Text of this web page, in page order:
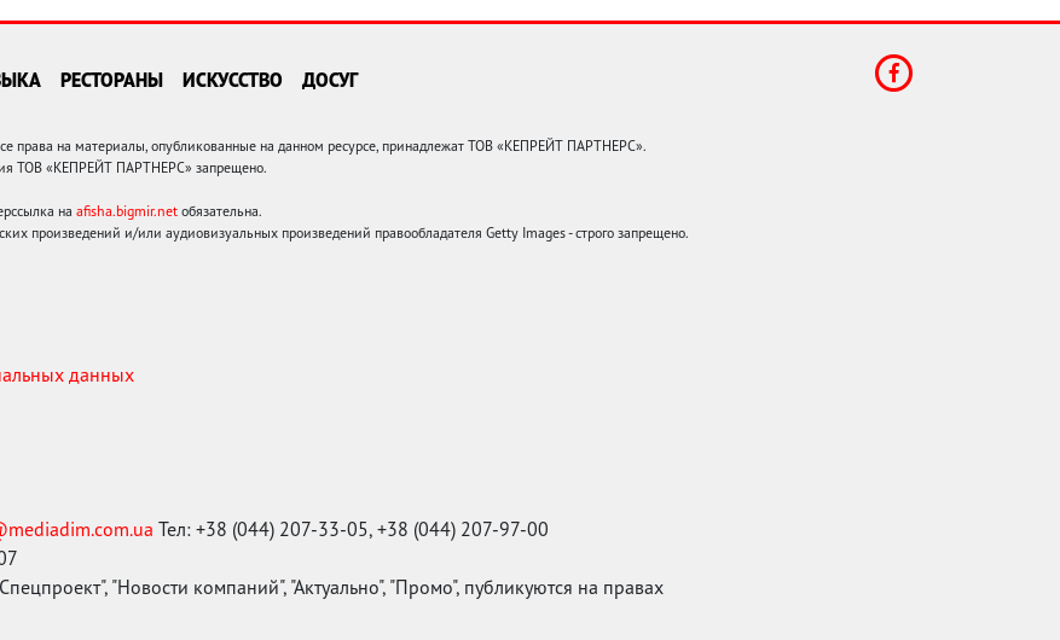
РЕСТОРАНЫ ИСКУССТВО ДОСУГ
на материалы, опубликованные на данном ресурсе, принадлежат ТОВ «КЕПРЕЙТ ПАРТНЕРС».
ТОВ «КЕПРЕЙТ ПАРТНЕРС» запрещено.
на afisha.bigmir.net обязательна.
произведений и/или аудиовизуальных произведений правообладателя Getty Images - строго запрещено.
данных
Тел: +38 (044) 207-33-05, +38 (044) 207-97-00
"Новости компаний", "Актуально", "Промо", публикуются на правах